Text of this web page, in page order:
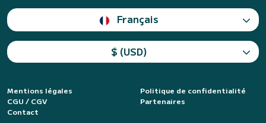
Français
$ (USD)
Mentions légales
Politique de confidentialité
CGU / CGV
Partenaires
Contact